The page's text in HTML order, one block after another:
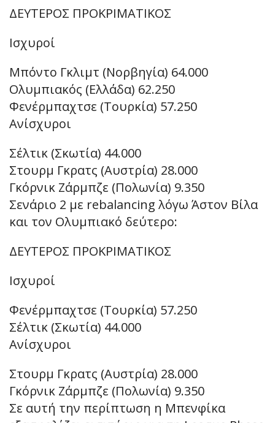
ΔΕΥΤΕΡΟΣ ΠΡΟΚΡΙΜΑΤΙΚΟΣ
Ισχυροί
Μπόντο Γκλιμτ (Νορβηγία) 64.000
Ολυμπιακός (Ελλάδα) 62.250
Φενέρμπαχτσε (Τουρκία) 57.250
Ανίσχυροι
Σέλτικ (Σκωτία) 44.000
Στουρμ Γκρατς (Αυστρία) 28.000
Γκόρνικ Ζάρμπζε (Πολωνία) 9.350
Σενάριο 2 με rebalancing λόγω Άστον Βίλα
και τον Ολυμπιακό δεύτερο:
ΔΕΥΤΕΡΟΣ ΠΡΟΚΡΙΜΑΤΙΚΟΣ
Ισχυροί
Φενέρμπαχτσε (Τουρκία) 57.250
Σέλτικ (Σκωτία) 44.000
Ανίσχυροι
Στουρμ Γκρατς (Αυστρία) 28.000
Γκόρνικ Ζάρμπζε (Πολωνία) 9.350
Σε αυτή την περίπτωση η Μπενφίκα